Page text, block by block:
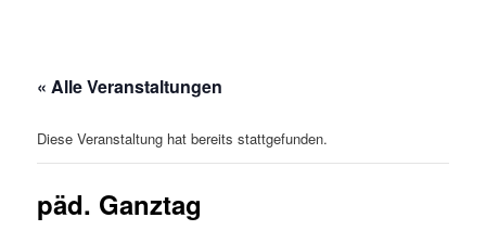
« Alle Veranstaltungen
Diese Veranstaltung hat bereits stattgefunden.
päd. Ganztag